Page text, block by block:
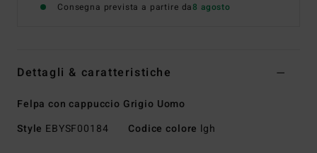
Consegna prevista a partire da8 agosto
Dettagli & caratteristiche
Felpa con cappuccio Grigio Uomo
Style EBYSF00184 Codice colore lgh